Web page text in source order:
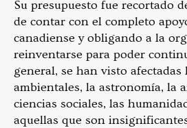
Su presupuesto fue recortado
de contar con el completo
canadiense y obligando a la
reinventarse para poder
general, se han visto afectadas
ambientales, la astronomía, la
ciencias sociales, las
aquellas que son